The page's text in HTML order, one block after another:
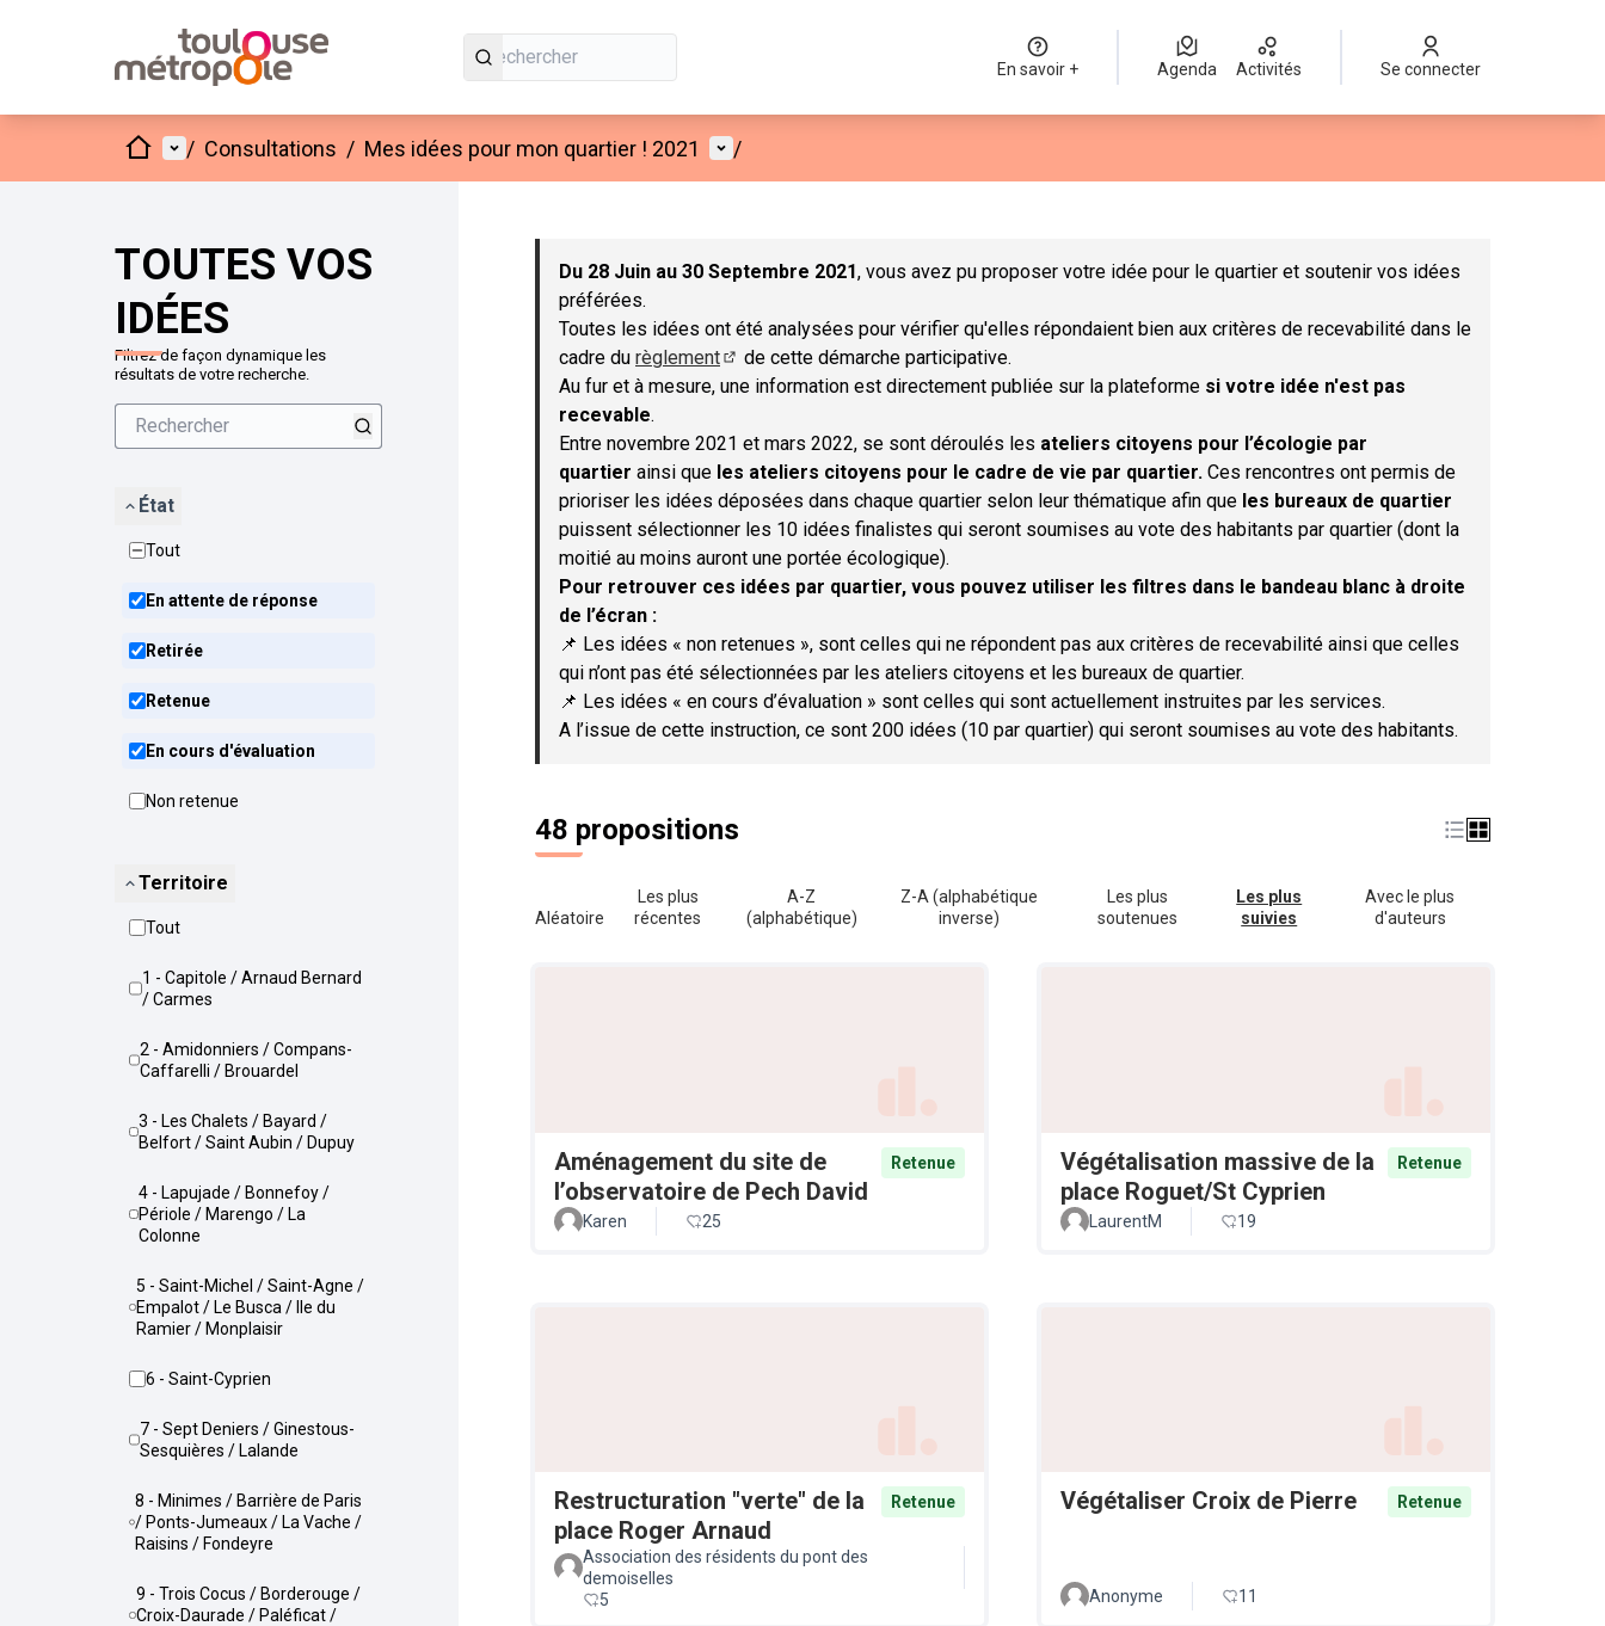
En savoir + Agenda Activités Se connecter
AccueilMenu principal
/ Consultations / Mes idées pour mon quartier ! 2021 Menu utilisateur
/
TOUTES VOS
IDÉES
Filtrez de façon dynamique les
résultats de votre recherche.
État
Tout
En attente de réponse
Retirée
Retenue
En cours d'évaluation
Non retenue
Territoire
Tout
1 - Capitole / Arnaud Bernard
/ Carmes
2 - Amidonniers / Compans-
Caffarelli / Brouardel
3 - Les Chalets / Bayard /
Belfort / Saint Aubin / Dupuy
4 - Lapujade / Bonnefoy /
Périole / Marengo / La
Colonne
5 - Saint-Michel / Saint-Agne /
Empalot / Le Busca / Ile du
Ramier / Monplaisir
6 - Saint-Cyprien
7 - Sept Deniers / Ginestous-
Sesquières / Lalande
8 - Minimes / Barrière de Paris
/ Ponts-Jumeaux / La Vache /
Raisins / Fondeyre
9 - Trois Cocus / Borderouge /
Croix-Daurade / Paléficat /
Passer la carte
Du 28 Juin au 30 Septembre 2021, vous avez pu proposer votre idée pour le quartier et soutenir vos idées
préférées.
Toutes les idées ont été analysées pour vérifier qu'elles répondaient bien aux critères de recevabilité dans le
cadre du règlement
(S'ouvre dans un nouvel onglet)
de cette démarche participative.
Au fur et à mesure, une information est directement publiée sur la plateforme si votre idée n'est pas
recevable.
Entre novembre 2021 et mars 2022, se sont déroulés les ateliers citoyens pour l’écologie par
quartier ainsi que les ateliers citoyens pour le cadre de vie par quartier. Ces rencontres ont permis de
prioriser les idées déposées dans chaque quartier selon leur thématique afin que les bureaux de quartier
puissent sélectionner les 10 idées finalistes qui seront soumises au vote des habitants par quartier (dont la
moitié au moins auront une portée écologique).
Pour retrouver ces idées par quartier, vous pouvez utiliser les filtres dans le bandeau blanc à droite
de l’écran :
📌 Les idées « non retenues », sont celles qui ne répondent pas aux critères de recevabilité ainsi que celles
qui n’ont pas été sélectionnées par les ateliers citoyens et les bureaux de quartier.
📌 Les idées « en cours d’évaluation » sont celles qui sont actuellement instruites par les services.
A l’issue de cette instruction, ce sont 200 idées (10 par quartier) qui seront soumises au vote des habitants.
48 propositions
Aléatoire
Les plus
récentes
A-Z
(alphabétique)
Z-A (alphabétique
inverse)
Les plus
soutenues
Les plus
suivies
Avec le plus
d'auteurs
Aménagement du site de
l’observatoire de Pech David
Retenue
Karen 25
Végétalisation massive de la
place Roguet/St Cyprien
Retenue
LaurentM 19
Restructuration "verte" de la
place Roger Arnaud
Retenue
Association des résidents du pont des
demoiselles
5
Végétaliser Croix de Pierre Retenue
Anonyme 11